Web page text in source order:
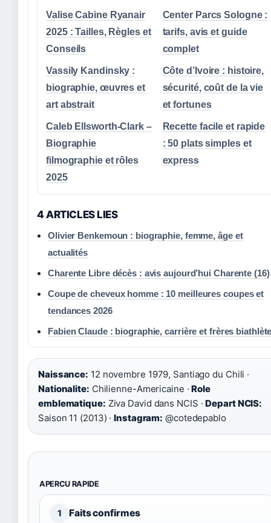
Valise Cabine Ryanair
2025 : Tailles, Règles et
Conseils
Center Parcs Sologne :
tarifs, avis et guide
complet
Vassily Kandinsky :
biographie, œuvres et
art abstrait
Côte d’Ivoire : histoire,
sécurité, coût de la vie
et fortunes
Caleb Ellsworth-Clark –
Biographie
filmographie et rôles
2025
Recette facile et rapide
: 50 plats simples et
express
4 ARTICLES LIES
Olivier Benkemoun : biographie, femme, âge et
actualités
Charente Libre décès : avis aujourd’hui Charente (16)
Coupe de cheveux homme : 10 meilleures coupes et
tendances 2026
Fabien Claude : biographie, carrière et frères
Naissance: 12 novembre 1979, Santiago du Chili ·
Nationalite: Chilienne-Americaine ·Role
emblematique: Ziva David dans NCIS ·Depart NCIS:
Saison 11 (2013) ·Instagram: @cotedepablo
APERCU RAPIDE
1 Faits confirmes